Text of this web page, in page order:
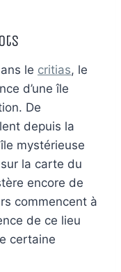
le critias, le
d’une île
De
depuis la
mystérieuse
sur la carte du
encore de
commencent à
de ce lieu
certaine